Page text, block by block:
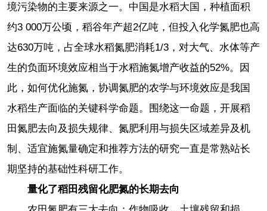
境污染物的主要来源之一。中国是水稻大国，种植面积
约3 000万公顷，稻谷年产超2亿吨，但投入化学氮肥也高
达630万吨，占全球水稻氮肥消耗1/3，对大气、水体等产
生的负面环境效应相当于水稻施氮增产收益的52%。因
此，如何优化施氮，协调氮肥的农学与环境效应是我国
水稻生产面临的关键科学命题。围绕这一命题，开展稻
田氮肥去向及损失规律、氮肥利用与损失区域差异及机
制、适宜施氮量确定和推荐方法的研究一直是常熟站长
期坚持的基础性科研工作。
量化了稻田残留化肥氮的长期去向